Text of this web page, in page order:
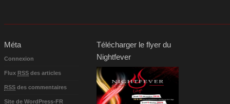
Méta
Connexion
Flux RSS des articles
RSS des commentaires
Site de WordPress-FR
Télécharger le flyer du
Nightfever